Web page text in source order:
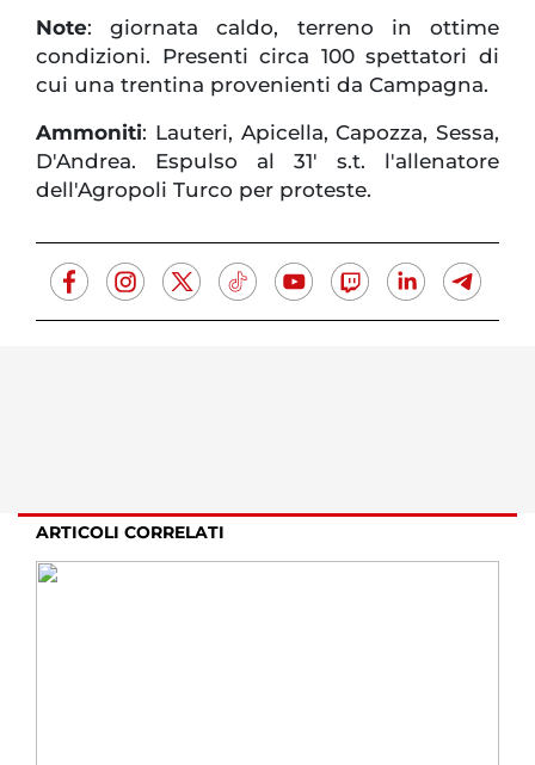
Note: giornata caldo, terreno in ottime
condizioni. Presenti circa 100 spettatori di
cui una trentina provenienti da Campagna.
Ammoniti: Lauteri, Apicella, Capozza, Sessa,
D'Andrea. Espulso al 31' s.t. l'allenatore
dell'Agropoli Turco per proteste.
ARTICOLI CORRELATI